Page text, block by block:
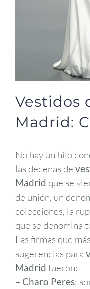
Vestidos
Madrid:
No hay un hilo
las decenas de
Madrid que se
de unión, un
colecciones, la
que se denomina
Las firmas que
sugerencias para
Madrid fueron:
– Charo Peres: